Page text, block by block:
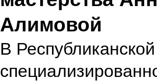
Алимовой
В Республиканской